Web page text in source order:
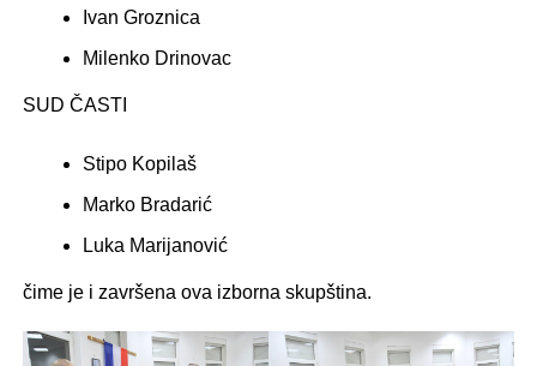
Ivan Groznica
Milenko Drinovac
SUD ČASTI
Stipo Kopilaš
Marko Bradarić
Luka Marijanović
čime je i završena ova izborna skupština.